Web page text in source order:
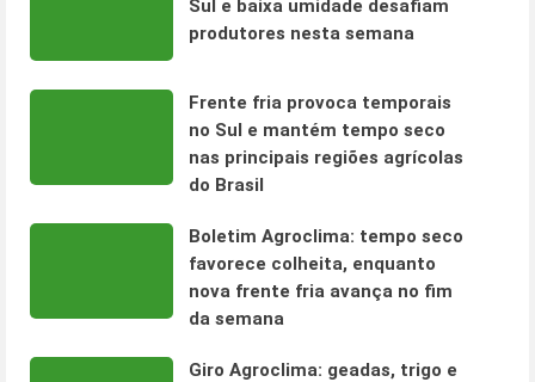
Sul e baixa umidade desafiam
produtores nesta semana
Frente fria provoca temporais
no Sul e mantém tempo seco
nas principais regiões agrícolas
do Brasil
Boletim Agroclima: tempo seco
favorece colheita, enquanto
nova frente fria avança no fim
da semana
Giro Agroclima: geadas, trigo e